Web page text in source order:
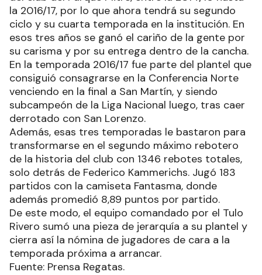
la 2016/17, por lo que ahora tendrá su segundo
ciclo y su cuarta temporada en la institución. En
esos tres años se ganó el cariño de la gente por
su carisma y por su entrega dentro de la cancha.
En la temporada 2016/17 fue parte del plantel que
consiguió consagrarse en la Conferencia Norte
venciendo en la final a San Martín, y siendo
subcampeón de la Liga Nacional luego, tras caer
derrotado con San Lorenzo.
Además, esas tres temporadas le bastaron para
transformarse en el segundo máximo rebotero
de la historia del club con 1346 rebotes totales,
solo detrás de Federico Kammerichs. Jugó 183
partidos con la camiseta Fantasma, donde
además promedió 8,89 puntos por partido.
De este modo, el equipo comandado por el Tulo
Rivero sumó una pieza de jerarquía a su plantel y
cierra así la nómina de jugadores de cara a la
temporada próxima a arrancar.
Fuente: Prensa Regatas.